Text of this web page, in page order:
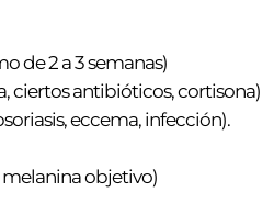
de 2 a 3 semanas)
ciertos antibióticos, cortisona)
eccema, infección).
objetivo)